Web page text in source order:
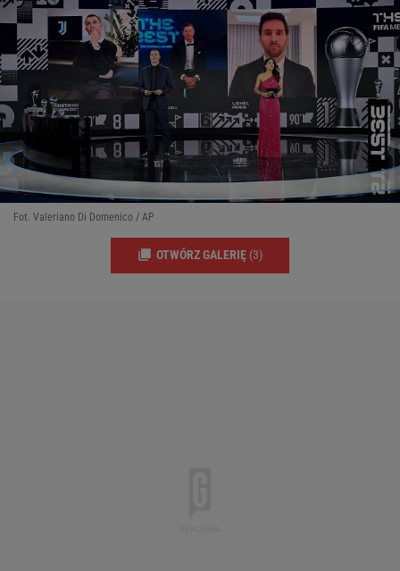
Fot. Valeriano Di Domenico / AP
OTWÓRZ GALERIĘ (3)